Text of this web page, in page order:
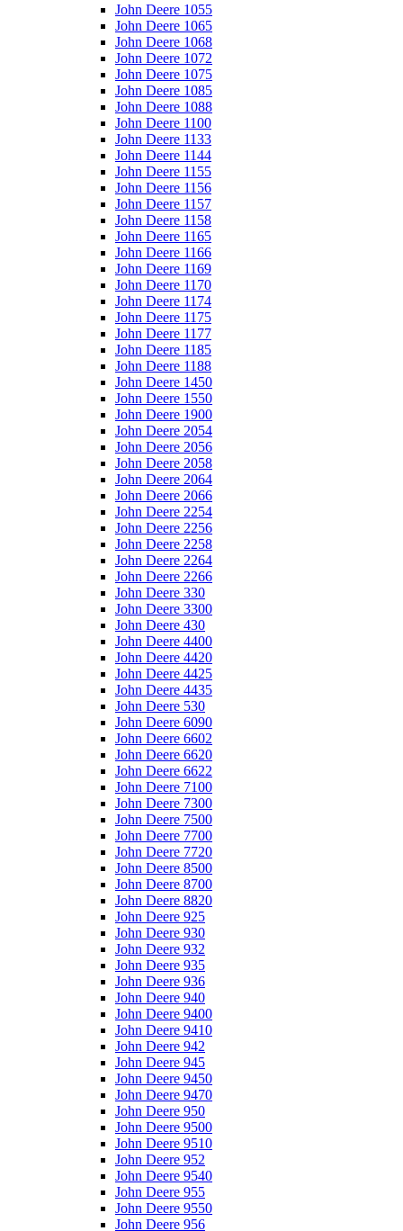
John Deere 1055
John Deere 1065
John Deere 1068
John Deere 1072
John Deere 1075
John Deere 1085
John Deere 1088
John Deere 1100
John Deere 1133
John Deere 1144
John Deere 1155
John Deere 1156
John Deere 1157
John Deere 1158
John Deere 1165
John Deere 1166
John Deere 1169
John Deere 1170
John Deere 1174
John Deere 1175
John Deere 1177
John Deere 1185
John Deere 1188
John Deere 1450
John Deere 1550
John Deere 1900
John Deere 2054
John Deere 2056
John Deere 2058
John Deere 2064
John Deere 2066
John Deere 2254
John Deere 2256
John Deere 2258
John Deere 2264
John Deere 2266
John Deere 330
John Deere 3300
John Deere 430
John Deere 4400
John Deere 4420
John Deere 4425
John Deere 4435
John Deere 530
John Deere 6090
John Deere 6602
John Deere 6620
John Deere 6622
John Deere 7100
John Deere 7300
John Deere 7500
John Deere 7700
John Deere 7720
John Deere 8500
John Deere 8700
John Deere 8820
John Deere 925
John Deere 930
John Deere 932
John Deere 935
John Deere 936
John Deere 940
John Deere 9400
John Deere 9410
John Deere 942
John Deere 945
John Deere 9450
John Deere 9470
John Deere 950
John Deere 9500
John Deere 9510
John Deere 952
John Deere 9540
John Deere 955
John Deere 9550
John Deere 956